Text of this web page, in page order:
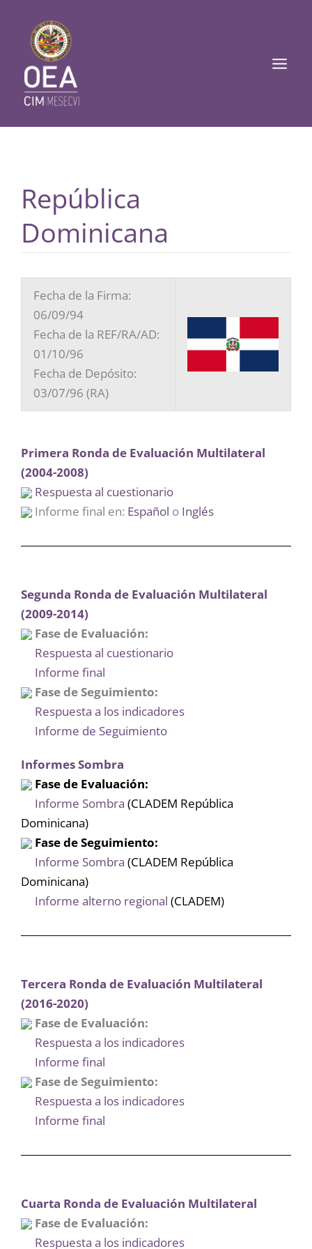
contenido
República
Dominicana
Fecha de la Firma:
06/09/94
Fecha de la REF/RA/AD:
01/10/96
Fecha de Depósito:
03/07/96 (RA)
Primera Ronda de Evaluación Multilateral
(2004-2008)
Respuesta al cuestionario
Informe final en: Español o Inglés
Segunda Ronda de Evaluación Multilateral
(2009-2014)
Fase de Evaluación:
Respuesta al cuestionario
Informe final
Fase de Seguimiento:
Respuesta a los indicadores
Informe de Seguimiento
Informes Sombra
Fase de Evaluación:
Informe Sombra (CLADEM República
Dominicana)
Fase de Seguimiento:
Informe Sombra (CLADEM República
Dominicana)
Informe alterno regional (CLADEM)
Tercera Ronda de Evaluación Multilateral
(2016-2020)
Fase de Evaluación:
Respuesta a los indicadores
Informe final
Fase de Seguimiento:
Respuesta a los indicadores
Informe final
Cuarta Ronda de Evaluación Multilateral
Fase de Evaluación:
Respuesta a los indicadores